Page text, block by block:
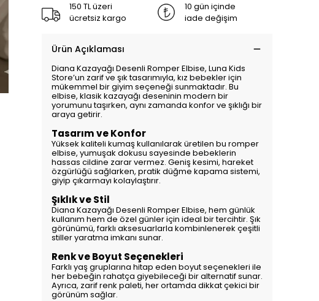
150 TL üzeri
ücretsiz kargo
10 gün içinde
iade değişim
Ürün Açıklaması
Diana Kazayağı Desenli Romper Elbise, Luna Kids
Store’un zarif ve şık tasarımıyla, kız bebekler için
mükemmel bir giyim seçeneği sunmaktadır. Bu
elbise, klasik kazayağı deseninin modern bir
yorumunu taşırken, aynı zamanda konfor ve şıklığı bir
araya getirir.
Tasarım ve Konfor
Yüksek kaliteli kumaş kullanılarak üretilen bu romper
elbise, yumuşak dokusu sayesinde bebeklerin
hassas cildine zarar vermez. Geniş kesimi, hareket
özgürlüğü sağlarken, pratik düğme kapama sistemi,
giyip çıkarmayı kolaylaştırır.
Şıklık ve Stil
Diana Kazayağı Desenli Romper Elbise, hem günlük
kullanım hem de özel günler için ideal bir tercihtir. Şık
görünümü, farklı aksesuarlarla kombinlenerek çeşitli
stiller yaratma imkanı sunar.
Renk ve Boyut Seçenekleri
Farklı yaş gruplarına hitap eden boyut seçenekleri ile
her bebeğin rahatça giyebileceği bir alternatif sunar.
Ayrıca, zarif renk paleti, her ortamda dikkat çekici bir
görünüm sağlar.